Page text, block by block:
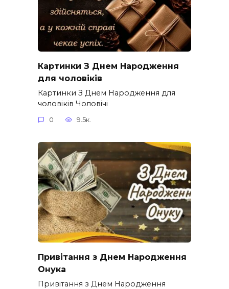
Картинки З Днем Народження
для чоловіків​
Картинки З Днем Народження для
чоловіків​ Чоловічі
0 9.5к.
Привітання з Днем Народження
Онука
Привітання з Днем Народження